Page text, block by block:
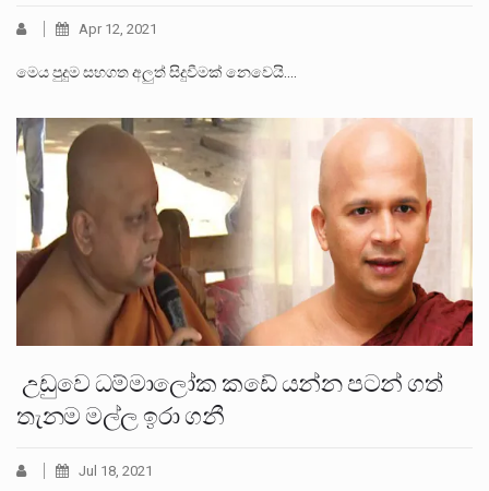
Apr 12, 2021
මෙය පුදුම සහගත අලුත් සිදුවීමක් නෙවෙයි.…
උඩුවෙ ධම්මාලෝක කඩේ යන්න පටන් ගත්
තැනම මල්ල ඉරා ගනී
Jul 18, 2021